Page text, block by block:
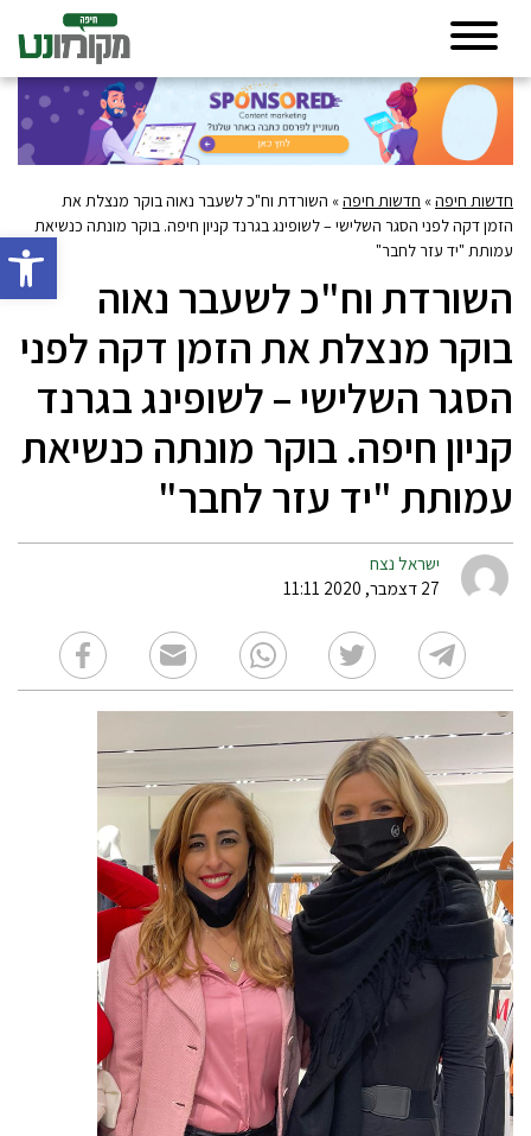
פתח
חדשות חיפה» חדשות חיפה» השורדת וח"כ לשעבר נאוה בוקר מנצלת את
הזמן דקה לפני הסגר השלישי – לשופינג בגרנד קניון חיפה. בוקר מונתה כנשיאת
עמותת "יד עזר לחבר"
השורדת וח"כ לשעבר נאוה
בוקר מנצלת את הזמן דקה לפני
הסגר השלישי – לשופינג בגרנד
קניון חיפה. בוקר מונתה כנשיאת
עמותת "יד עזר לחבר"
ישראל נצח
27 דצמבר, 2020 11:11